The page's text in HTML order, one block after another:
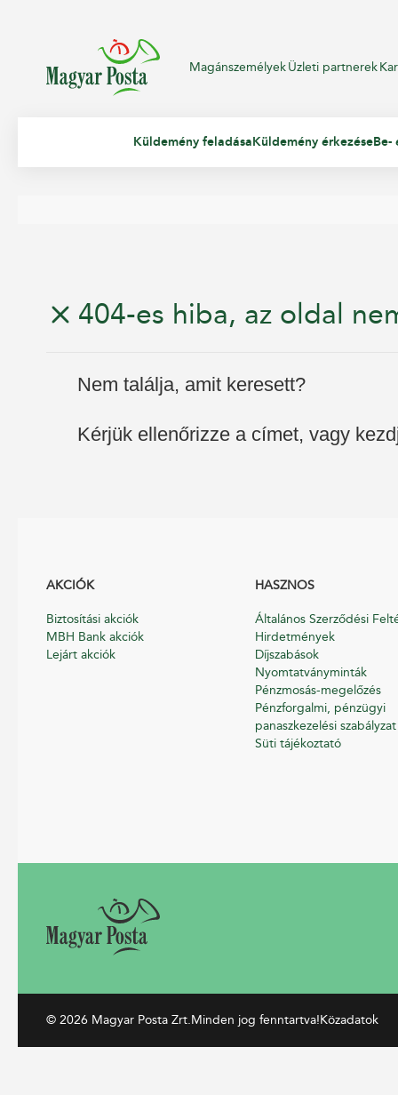
MagánszemélyekÜzleti partnerek
Küldemény feladásaKüldemény érkezéseBe-
404-es hiba, az oldal
Nem találja, amit keresett?
Kérjük ellenőrizze a címet, vagy
AKCIÓK
Biztosítási akciók
MBH Bank akciók
Lejárt akciók
HASZNOS
Általános Szerződési
Hirdetmények
Díjszabások
Nyomtatványminták
Pénzmosás-megelőzés
Pénzforgalmi, pénzügyi
panaszkezelési szabályzat
Süti tájékoztató
© 2026 Magyar Posta Zrt.Minden jog fenntartva!Közadatok